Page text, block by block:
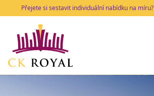
Přejete si sestavit individuální nabídku na míru?